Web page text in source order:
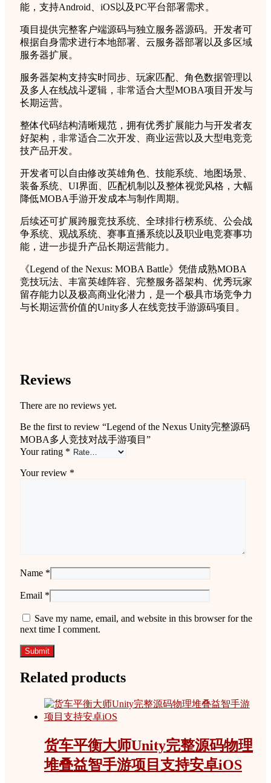
能，支持Android、iOS以及PC平台部署需求。
项目提供完整客户端源码与独立服务器源码。开发者可
根据自身需求进行本地部署、云服务器部署以及多区域
服务器扩展。
服务器架构支持实时同步、玩家匹配、角色数据管理以
及多人在线战斗逻辑，非常适合大型MOBA项目开发与
长期运营。
整体代码结构清晰规范，拥有优秀扩展能力与开发者友
好架构，非常适合二次开发、商业运营以及大型电竞竞
技产品开发。
开发者可以自由修改英雄角色、技能系统、地图场景、
装备系统、UI界面、匹配机制以及整体视觉风格，大幅
降低MOBA手游开发成本与制作周期。
后续还可扩展跨服竞技系统、全球排行榜系统、公会战
争系统、观战系统、赛事直播系统以及职业电竞赛事功
能，进一步提升产品长期运营能力。
《Legend of the Nexus: MOBA Battle》凭借成熟MOBA
竞技玩法、丰富英雄阵容、完整服务器架构、优秀玩家
留存能力以及极高商业化潜力，是一个极具市场竞争力
与长期运营价值的Unity多人在线竞技手游源码项目。
Reviews
There are no reviews yet.
Be the first to review “Legend of the Nexus Unity完整源码
MOBA多人竞技对战手游项目”
Your rating *
Your review *
Name *
Email *
Save my name, email, and website in this browser for the
next time I comment.
Related products
货车平衡大师Unity完整源码物理
堆叠益智手游项目支持安卓iOS